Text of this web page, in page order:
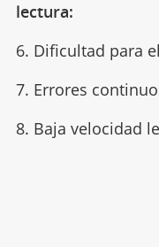
lectura:
6. Dificultad para
7. Errores
8. Baja velocidad